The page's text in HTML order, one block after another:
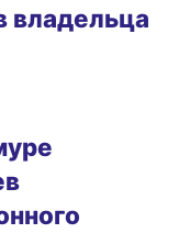
владельца